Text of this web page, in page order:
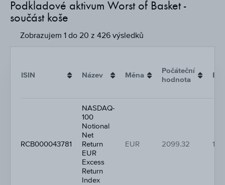
Podkladové aktivum Worst of Basket -
součást koše
Zobrazujem 1 do 20 z 426 výsledků
ISIN Název Měna
Počáteční
hodnota
RCB000043781
NASDAQ-
100
Notional
Net
Return
EUR
Excess
Return
Index
EUR 2099.32